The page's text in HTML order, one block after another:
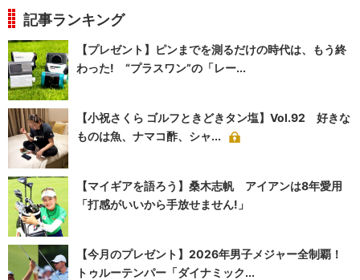
記事ランキング
【プレゼント】ピンまでを測るだけの時代は、もう終
わった! “プラスワン”の「レー...
【小祝さくら ゴルフときどきタン塩】Vol.92 好きな
ものは魚、ナマコ酢、シャ...
【マイギアを語ろう】桑木志帆 アイアンは8年愛用
「打感がいいから手放せません!」
【今月のプレゼント】2026年男子メジャー全制覇！
トゥルーテンパー「ダイナミック...